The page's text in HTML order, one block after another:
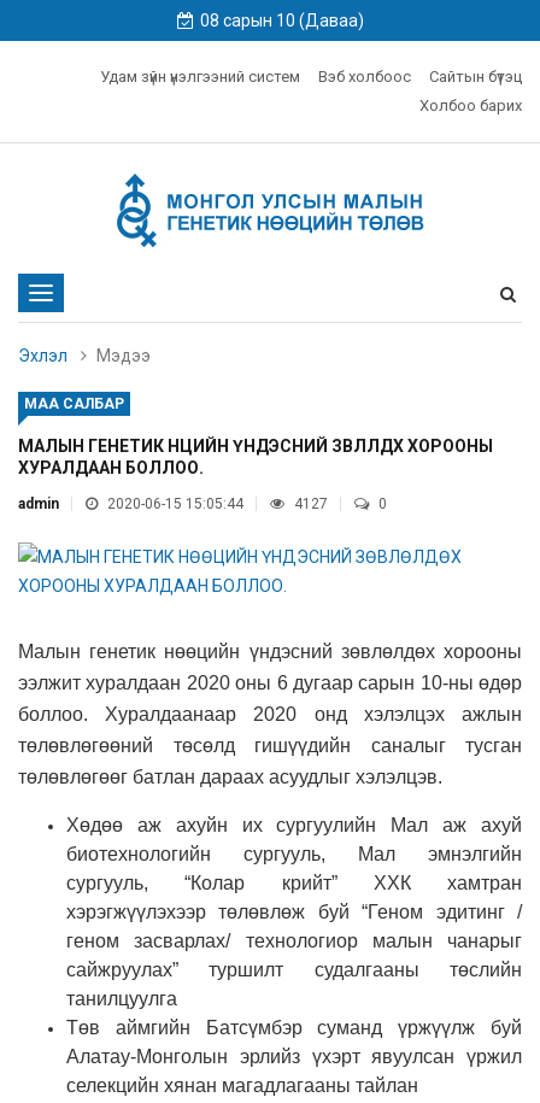
08 сарын 10 (Даваа)
Удам зүйн үнэлгээний систем Вэб холбоос
Сайтын бүтэц
Холбоо барих
Toggle
navigation
Эхлэл
Мэдээ
МАА САЛБАР
МАЛЫН ГЕНЕТИК НӨӨЦИЙН ҮНДЭСНИЙ ЗӨВЛӨЛДӨХ ХОРООНЫ
ХУРАЛДААН БОЛЛОО.
admin 2020-06-15 15:05:44 4127 0
Малын генетик нөөцийн үндэсний зөвлөлдөх хорооны
ээлжит хуралдаан 2020 оны 6 дугаар сарын 10-ны өдөр
боллоо. Хуралдаанаар 2020 онд хэлэлцэх ажлын
төлөвлөгөөний төсөлд гишүүдийн саналыг тусган
төлөвлөгөөг батлан дараах асуудлыг хэлэлцэв.
Хөдөө аж ахуйн их сургуулийн Мал аж ахуй
биотехнологийн сургууль, Мал эмнэлгийн
сургууль, “Колар крийт” ХХК хамтран
хэрэгжүүлэхээр төлөвлөж буй “Геном эдитинг /
геном засварлах/ технологиор малын чанарыг
сайжруулах” туршилт судалгааны төслийн
танилцуулга
Төв аймгийн Батсүмбэр суманд үржүүлж буй
Алатау-Монголын эрлийз үхэрт явуулсан үржил
селекцийн хянан магадлагааны тайлан